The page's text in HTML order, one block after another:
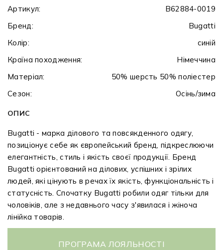
Артикул:
B62884-0019
Бренд:
Bugatti
Колір:
синій
Країна походження:
Німеччина
Матеріал:
50% шерсть 50% поліестер
Сезон:
Осінь/зима
ОПИС
Bugatti - марка ділового та повсякденного одягу,
позиціонує себе як європейський бренд, підкреслюючи
елегантність, стиль і якість своєї продукції. Бренд
Bugatti орієнтований на ділових, успішних і зрілих
людей, які цінують в речах їх якість, функціональність і
статусність. Спочатку Bugatti робили одяг тільки для
чоловіків, але з недавнього часу з'явилася і жіноча
лінійка товарів.
ПРОГРАМА ЛОЯЛЬНОСТІ